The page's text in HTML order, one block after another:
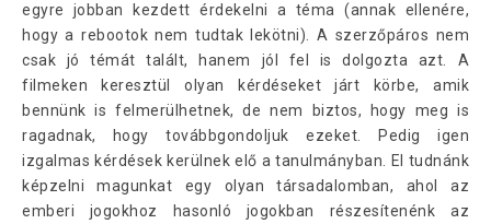
egyre jobban kezdett érdekelni a téma (annak ellenére,
hogy a rebootok nem tudtak lekötni). A szerzőpáros nem
csak jó témát talált, hanem jól fel is dolgozta azt. A
filmeken keresztül olyan kérdéseket járt körbe, amik
bennünk is felmerülhetnek, de nem biztos, hogy meg is
ragadnak, hogy továbbgondoljuk ezeket. Pedig igen
izgalmas kérdések kerülnek elő a tanulmányban. El tudnánk
képzelni magunkat egy olyan társadalomban, ahol az
emberi jogokhoz hasonló jogokban részesítenénk az